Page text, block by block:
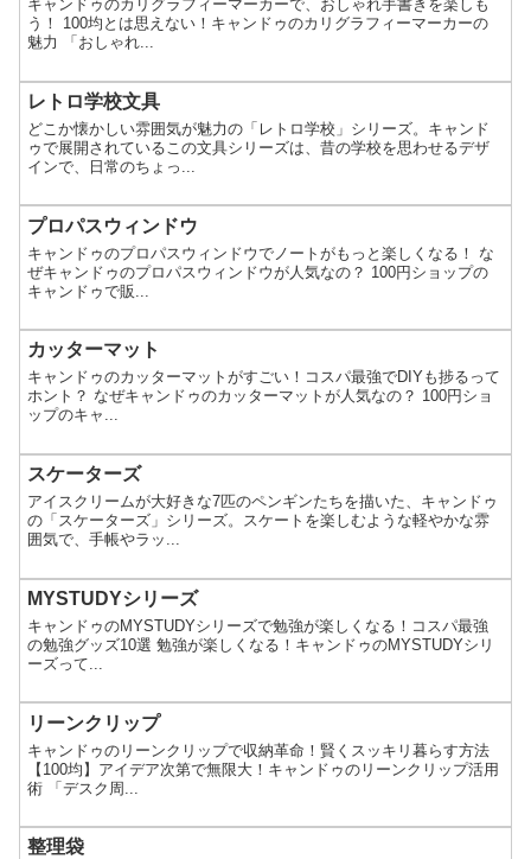
キャンドゥのカリグラフィーマーカーで、おしゃれ手書きを楽しも
う！ 100均とは思えない！キャンドゥのカリグラフィーマーカーの
魅力 「おしゃれ...
レトロ学校文具
どこか懐かしい雰囲気が魅力の「レトロ学校」シリーズ。キャンド
ゥで展開されているこの文具シリーズは、昔の学校を思わせるデザ
インで、日常のちょっ...
プロパスウィンドウ
キャンドゥのプロパスウィンドウでノートがもっと楽しくなる！ な
ぜキャンドゥのプロパスウィンドウが人気なの？ 100円ショップの
キャンドゥで販...
カッターマット
キャンドゥのカッターマットがすごい！コスパ最強でDIYも捗るって
ホント？ なぜキャンドゥのカッターマットが人気なの？ 100円ショ
ップのキャ...
スケーターズ
アイスクリームが大好きな7匹のペンギンたちを描いた、キャンドゥ
の「スケーターズ」シリーズ。スケートを楽しむような軽やかな雰
囲気で、手帳やラッ...
MYSTUDYシリーズ
キャンドゥのMYSTUDYシリーズで勉強が楽しくなる！コスパ最強
の勉強グッズ10選 勉強が楽しくなる！キャンドゥのMYSTUDYシリ
ーズって...
リーンクリップ
キャンドゥのリーンクリップで収納革命！賢くスッキリ暮らす方法
【100均】アイデア次第で無限大！キャンドゥのリーンクリップ活用
術 「デスク周...
整理袋